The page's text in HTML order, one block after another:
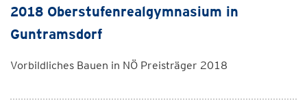
2018 Oberstufenrealgymnasium in
Guntramsdorf
Vorbildliches Bauen in NÖ Preisträger 2018